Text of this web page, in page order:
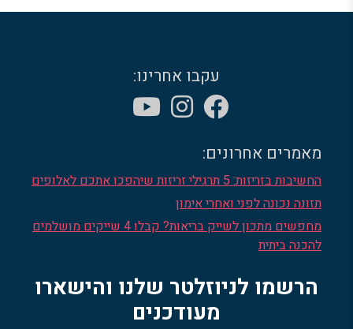
עקבו אחרינו:
מאמרים אחרונים:
החשיבות בזריזות: 5 תרגילי זריזות שיהפכו אתכם לאלופים
תזונה נכונה לפני ואחרי אימון
מחפשים מתכון לשייק בריאות? קבלו 4 שייקים מושלמים
להכנה ביתית
הרשמו לניוזלטר שלנו והישארו
מעודכנים